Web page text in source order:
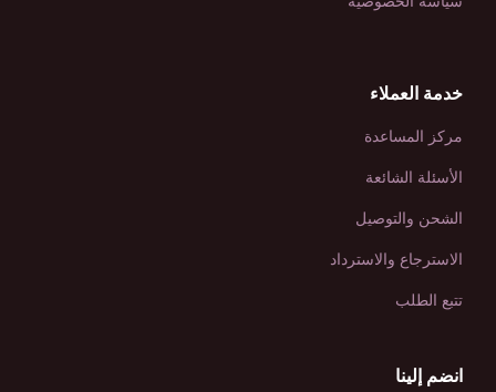
خدمة العملاء
مركز المساعدة
الأسئلة الشائعة
الشحن والتوصيل
الاسترجاع والاسترداد
تتبع الطلب
انضم إلينا